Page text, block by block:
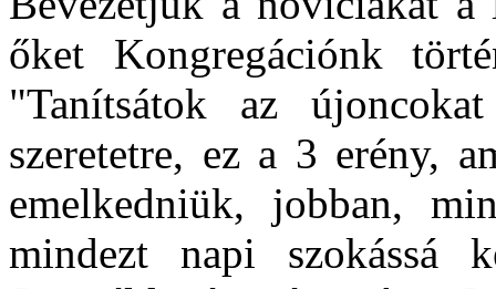
őket Kongregációnk
"Tanítsátok az újoncokat
szeretetre, ez a 3 erény,
emelkedniük, jobban,
mindezt napi